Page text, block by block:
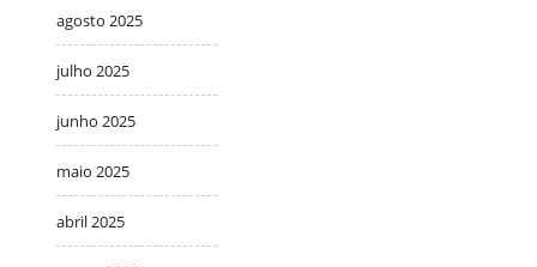
agosto 2025
julho 2025
junho 2025
maio 2025
abril 2025